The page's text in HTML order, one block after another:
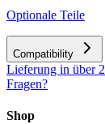
Optionale Teile
Compatibility
Lieferung in über
Fragen?
Shop